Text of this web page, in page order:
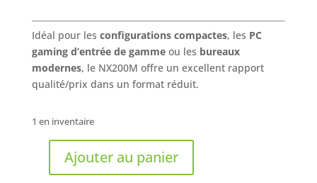
Idéal pour les configurations compactes, les PC
gaming d’entrée de gammeou les bureaux
modernes, le NX200M offre un excellent rapport
qualité/prix dans un format réduit.
1 en inventaire
quantitéAjouter au panier